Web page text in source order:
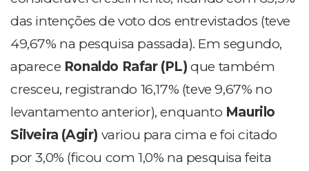
das intenções de voto dos entrevistados (teve
49,67% na pesquisa passada). Em segundo,
aparece Ronaldo Rafar (PL) que também
cresceu, registrando 16,17% (teve 9,67% no
levantamento anterior), enquanto Maurilo
Silveira (Agir) variou para cima e foi citado
por 3,0% (ficou com 1,0% na pesquisa feita